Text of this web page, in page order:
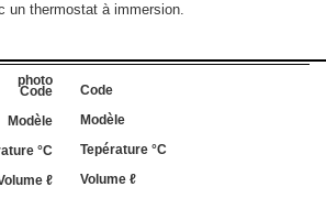
un thermostat à immersion.
Code
Modèle
Tepérature °C
Volume ℓ